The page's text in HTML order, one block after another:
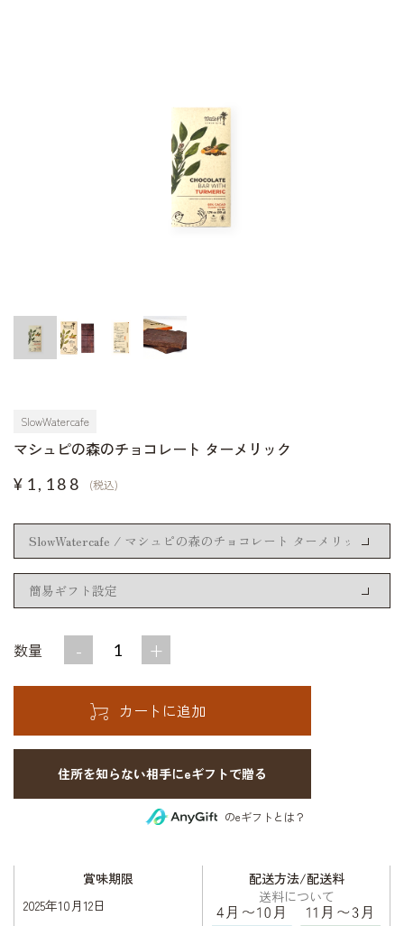
SlowWatercafe
マシュピの森のチョコレート ターメリック
¥1,188 (税込)
数量 - +
住所を知らない相手にeギフトで贈る
のeギフトとは？
賞味期限
2025年10月12日
配送方法/配送料
送料について